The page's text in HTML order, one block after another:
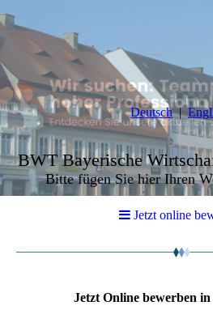
Deutsch
BWT Bayerische
Bitte fügen Sie hier Ihren
Jetzt online
Jetzt Online bewerben in